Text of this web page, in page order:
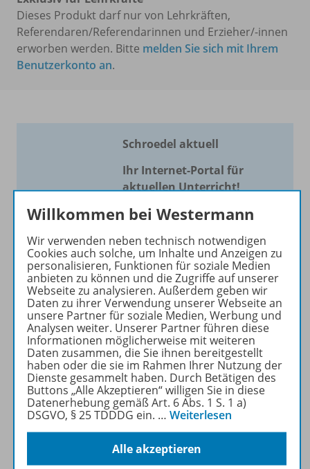
Dieses Produkt darf nur von Lehrkräften,
Referendaren/Referendarinnen und Erzieher/-innen
erworben werden. Bitte melden Sie sich mit Ihrem
Benutzerkonto an.
Schroedel aktuell
Ihr Internet-Portal für
aktuellen Unterricht!
Mit Schroedel aktuell bieten
Ihren Unterricht aktuell und
einfach zu gestalten. Jede
Woche drei bis vier
Neuerscheinungen mit
großem Online Archiv.
Mehr erfahren
Informationen
Willkommen bei Westermann
Wir verwenden neben technisch notwendigen
Cookies auch solche, um Inhalte und Anzeigen zu
personalisieren, Funktionen für soziale Medien
anbieten zu können und die Zugriffe auf unserer
Webseite zu analysieren. Außerdem geben wir
Daten zu ihrer Verwendung unserer Webseite an
unsere Partner für soziale Medien, Werbung und
Analysen weiter. Unserer Partner führen diese
Informationen möglicherweise mit weiteren
Daten zusammen, die Sie ihnen bereitgestellt
haben oder die sie im Rahmen Ihrer Nutzung der
Dienste gesammelt haben. Durch Betätigen des
Buttons „Alle Akzeptieren“ willigen Sie in diese
Datenerhebung gemäß Art. 6 Abs. 1 S. 1 a)
DSGVO, § 25 TDDDG ein. … Weiterlesen
Alle akzeptieren